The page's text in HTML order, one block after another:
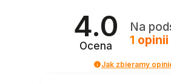
4.0
Ocena
Na
1 opinii
Jak zbieramy